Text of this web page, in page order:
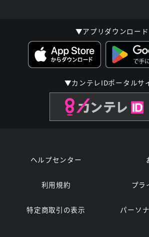
▼アプリダウンロード
▼カンテレIDポータルサ
ヘルプセンター
利用規約 プラ
特定商取引の表示
パーソ